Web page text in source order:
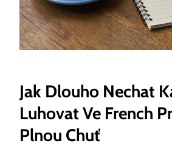
Jak Dlouho Nechat
Luhovat Ve French
Plnou Chuť